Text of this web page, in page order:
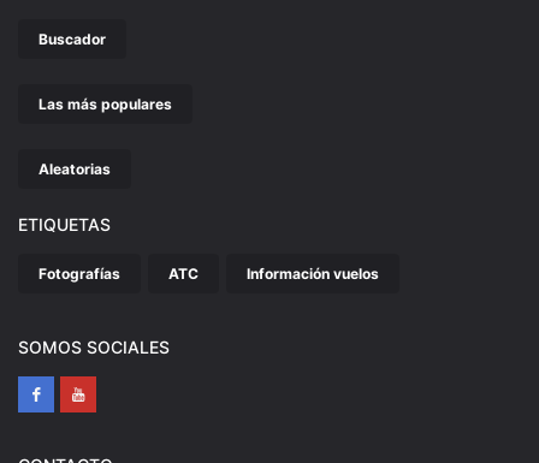
Buscador
Las más populares
Aleatorias
ETIQUETAS
Fotografías ATC Información vuelos
SOMOS SOCIALES